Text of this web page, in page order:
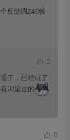
反馈调240帧
2
了，已经玩了
闪退过的
0